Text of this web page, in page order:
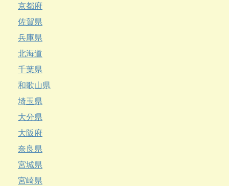
京都府
佐賀県
兵庫県
北海道
千葉県
和歌山県
埼玉県
大分県
大阪府
奈良県
宮城県
宮崎県